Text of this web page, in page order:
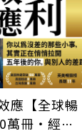
應【全球暢
萬冊・經典